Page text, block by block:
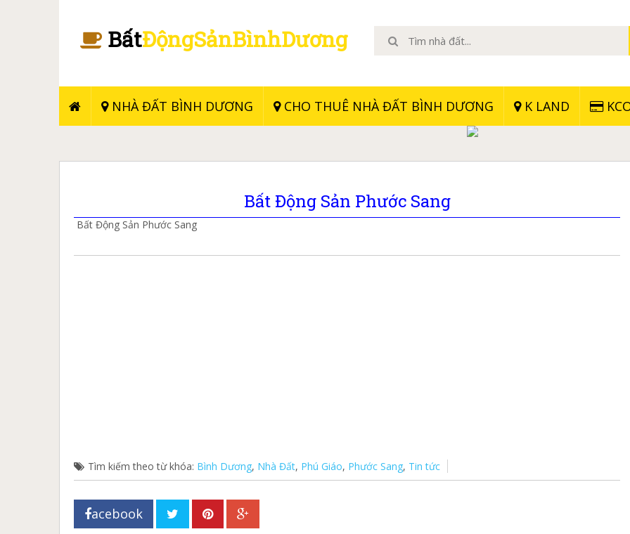
BấtĐộngSảnBìnhDương
NHÀ ĐẤT BÌNH DƯƠNG CHO THUÊ NHÀ ĐẤT BÌNH DƯƠNG K LAND
Bất Động Sản Phước Sang
Bất Động Sản Phước Sang
Tìm kiếm theo từ khóa: Bình Dương, Nhà Đất, Phú Giáo, Phước Sang, Tin tức
acebook